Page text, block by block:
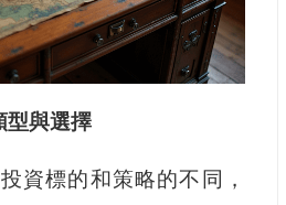
型與選擇
資標的和策略的不同，